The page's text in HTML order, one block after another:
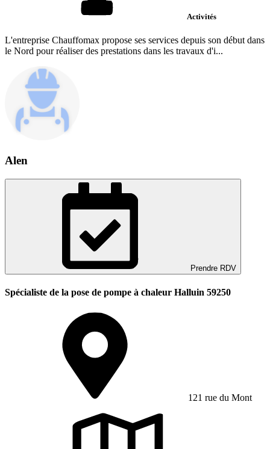
Activités
L'entreprise Chauffomax propose ses services depuis son début dans
le Nord pour réaliser des prestations dans les travaux d'i...
Alen
Prendre RDV
Spécialiste de la pose de pompe à chaleur Halluin 59250
121 rue du Mont